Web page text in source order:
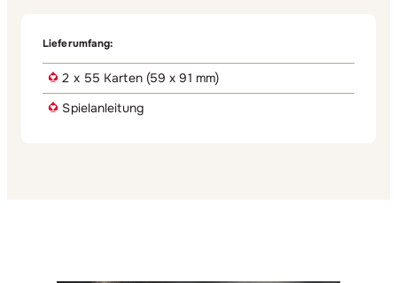
Lieferumfang:
2 x 55 Karten (59 x 91 mm)
Spielanleitung